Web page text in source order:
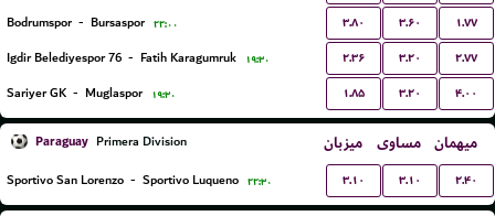
Bodrumspor - Bursaspor ۲۲:۰۰ ۳.۸۰ ۳.۶۰ ۱.۷۷
76 Igdir Belediyespor - Fatih Karagumruk ۱۹:۳۰ ۲.۳۶ ۳.۲۰ ۲.۷۷
Sariyer GK - Muglaspor ۱۹:۳۰ ۱.۸۵ ۳.۲۰ ۴.۰۰
Paraguay Primera Division میزبان مساوی میهمان
Sportivo San Lorenzo - Sportivo Luqueno ۲۲:۳۰ ۳.۱۰ ۳.۱۰ ۲.۴۰